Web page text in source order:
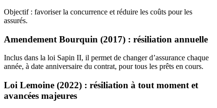
Objectif : favoriser la concurrence et réduire les coûts pour les
assurés.
Amendement Bourquin (2017) : résiliation annuelle
Inclus dans la loi Sapin II, il permet de changer d’assurance chaque
année, à date anniversaire du contrat, pour tous les prêts en cours.
Loi Lemoine (2022) : résiliation à tout moment et
avancées majeures